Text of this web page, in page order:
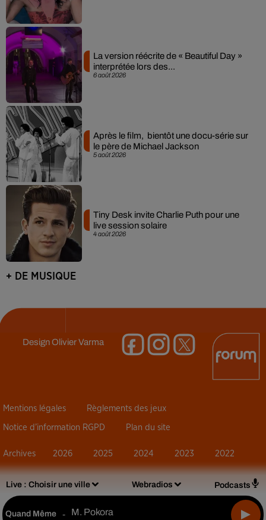
Live : Choisir une ville Webradios Podcasts
Quand Même - M. Pokora
6 août 2026
La version réécrite de « Beautiful Day »
interprétée lors des...
5 août 2026
Après le film, bientôt une docu-série sur
le père de Michael Jackson
4 août 2026
Tiny Desk invite Charlie Puth pour une
live session solaire
+ DE MUSIQUE
DesignOlivier Varma
Mentions légales Règlements des jeux
Notice d’information RGPD Plan du site
Archives 2026 2025 2024 2023 2022